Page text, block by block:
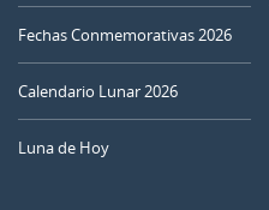
Fechas Conmemorativas 2026
Calendario Lunar 2026
Luna de Hoy